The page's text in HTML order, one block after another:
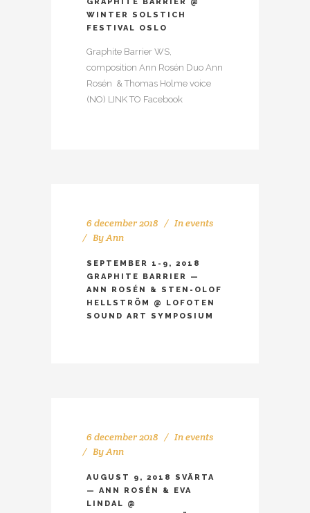
GRAPHITE BARRIER @
WINTER SOLSTICH
FESTIVAL OSLO
Graphite Barrier WS,
composition Ann Rosén Duo Ann
Rosén & Thomas Holme voice
(NO) LINK TO Facebook
6 december 2018 Inevents
ByAnn
SEPTEMBER 1-9, 2018
GRAPHITE BARRIER —
ANN ROSÉN & STEN-OLOF
HELLSTRÖM @ LOFOTEN
SOUND ART SYMPOSIUM
6 december 2018 Inevents
ByAnn
AUGUST 9, 2018 SVÄRTA
— ANN ROSÉN & EVA
LINDAL @